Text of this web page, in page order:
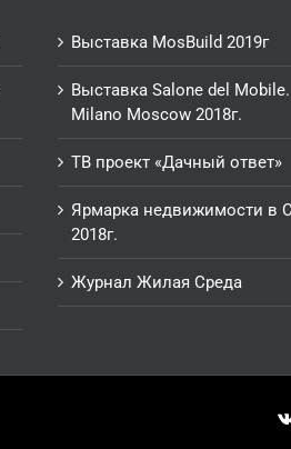
Выставка MosBuild 2019г
Выставка Salone del Mobile.
Milano Moscow 2018г.
ТВ проект «Дачный ответ»
Ярмарка недвижимости в
2018г.
Журнал Жилая Среда